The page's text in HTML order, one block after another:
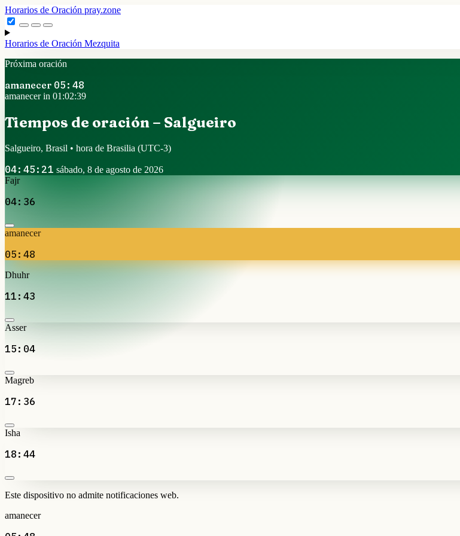
Horarios de Oración pray.zone
Horarios de Oración Mezquita
Próxima oración
amanecer 05:48
amanecer in 01:02:38
Tiempos de oración – Salgueiro
Salgueiro, Brasil • hora de Brasilia (UTC-3)
04:45:22 sábado, 8 de agosto de 2026
Fajr
04:36
amanecer
05:48
Dhuhr
11:43
Asser
15:04
Magreb
17:36
Isha
18:44
Este dispositivo no admite notificaciones web.
amanecer